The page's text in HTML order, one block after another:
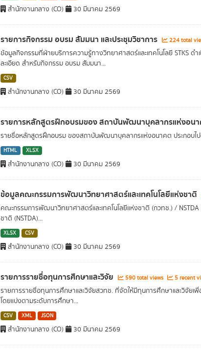
สำนักงานกลาง (CO) 30 มีนาคม 2569
รายการกิจกรรม อบรม สัมมนา และประชุมวิชาการ 224 total
ข้อมูลกิจกรรมที่ฝ่ายบริการความรู้ทางวิทยาศาสตร์และเทคโนโลยี STKS
ละเอียด สำหรับกิจกรรม อบรม สัมมนา...
CSV
สำนักงานกลาง (CO) 30 มีนาคม 2569
รายการหลักสูตรฝึกอบรมของ สถาบันพัฒนาบุคลากรแห่งอน
รายชื่อหลักสูตรฝึกอบรม ของสถาบันพัฒนาบุคลากรแห่งอนาคต ประกอบ
HTML XLSX
สำนักงานกลาง (CO) 30 มีนาคม 2569
ข้อมูลคณะกรรมการพัฒนาวิทยาศาสตร์และเทคโนโลยีแห่งชาติ
คณะกรรมการพัฒนาวิทยาศาสตร์และเทคโนโลยีแห่งชาติ (กวทช.) /
ชาติ (NSTDA)...
XLSX CSV
สำนักงานกลาง (CO) 30 มีนาคม 2569
รายการรายชื่อทุนการศึกษาและวิจัย 590 total views 5 recent
รายการรายชื่อทุนการศึกษาและวิจัยสวทช. ที่จัดให้มีทุนการศึกษาและวิจัยเ
โดยแบ่งตามระดับการศึกษา...
CSV XML JSON
สำนักงานกลาง (CO) 30 มีนาคม 2569